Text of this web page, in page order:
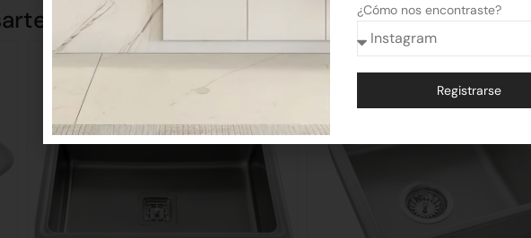
¿Cómo nos encontraste?
Registrarse